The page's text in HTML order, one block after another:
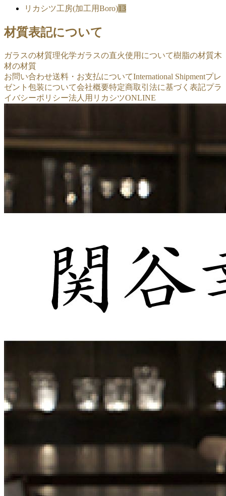
リカシツ工房(加工用Boro)13
材質表記について
ガラスの材質理化学ガラスの直火使用について樹脂の材質木
材の材質
お問い合わせ送料・お支払についてInternational Shipmentプレ
ゼント包装について会社概要特定商取引法に基づく表記プラ
イバシーポリシー法人用リカシツONLINE